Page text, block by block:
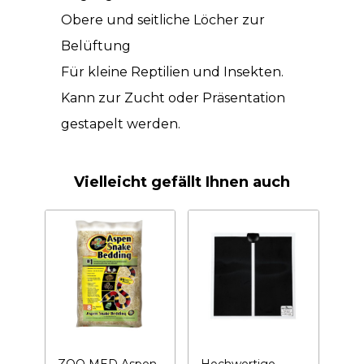
Obere und seitliche Löcher zur
Belüftung
Für kleine Reptilien und Insekten.
Kann zur Zucht oder Präsentation
gestapelt werden.
Vielleicht gefällt Ihnen auch